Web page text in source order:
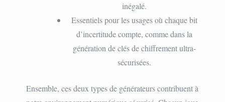
inégalé.
Essentiels pour les usages où chaque bit
d’incertitude compte, comme dans la
génération de clés de chiffrement ultra-
sécurisées.
Ensemble, ces deux types de générateurs contribuent à